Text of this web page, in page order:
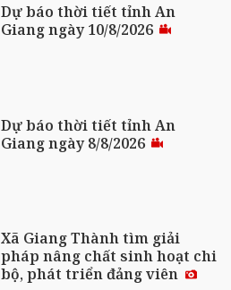
Dự báo thời tiết tỉnh An
Giang ngày 10/8/2026
Dự báo thời tiết tỉnh An
Giang ngày 8/8/2026
Xã Giang Thành tìm giải
pháp nâng chất sinh hoạt chi
bộ, phát triển đảng viên